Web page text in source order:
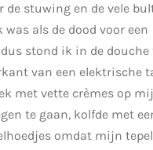
de stuwing en de vele
als de dood voor een
stond ik in de douche
van een elektrische
met vette crèmes op
te gaan, kolfde met
omdat mijn